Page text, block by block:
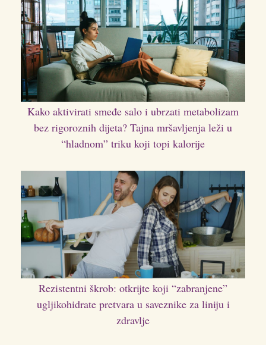
Kako aktivirati smeđe salo i ubrzati metabolizam
bez rigoroznih dijeta? Tajna mršavljenja leži u
“hladnom” triku koji topi kalorije
Rezistentni škrob: otkrijte koji “zabranjene”
ugljikohidrate pretvara u saveznike za liniju i
zdravlje